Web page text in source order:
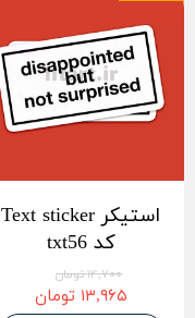
استیکر Text sticker
کد txt56
۱۴,۷۰۰ تومان
۱۳,۹۶۵ تومان